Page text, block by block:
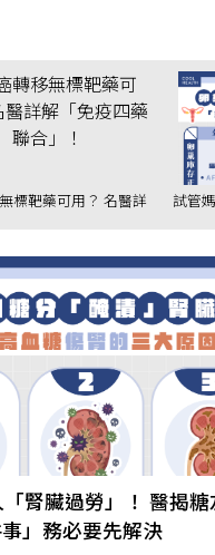
標靶藥可用？ 名醫詳
試管
腎臟過勞」！ 醫揭糖
」務必要先解決